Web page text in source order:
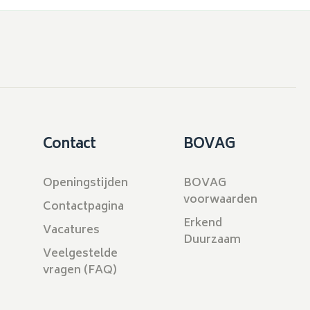
Contact
Openingstijden
Contactpagina
Vacatures
Veelgestelde
vragen (FAQ)
BOVAG
BOVAG
voorwaarden
Erkend
Duurzaam